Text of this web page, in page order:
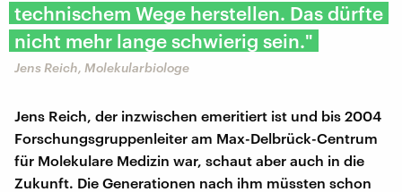
technischem Wege herstellen. Das dürfte
nicht mehr lange schwierig sein."
Jens Reich, Molekularbiologe
Jens Reich, der inzwischen emeritiert ist und bis 2004
Forschungsgruppenleiter am Max-Delbrück-Centrum
für Molekulare Medizin war, schaut aber auch in die
Zukunft. Die Generationen nach ihm müssten schon